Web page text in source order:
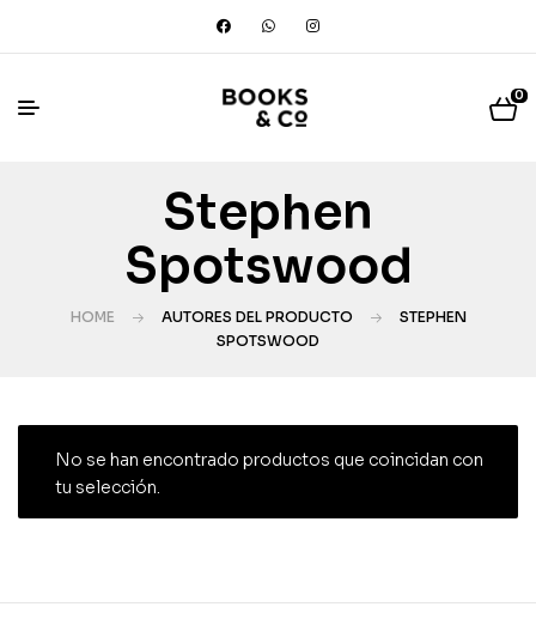
0
Stephen
Spotswood
HOME AUTORES DEL PRODUCTO
STEPHEN
SPOTSWOOD
No se han encontrado productos que coincidan con
tu selección.